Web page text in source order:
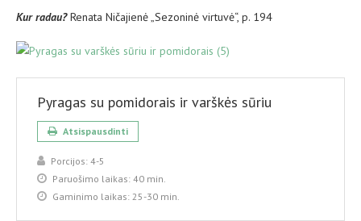
Kur radau?Renata Ničajienė „Sezoninė virtuvė“, p. 194
Pyragas su pomidorais ir varškės sūriu
Atsispausdinti
Porcijos: 4-5
Paruošimo laikas: 40 min.
Gaminimo laikas: 25-30 min.